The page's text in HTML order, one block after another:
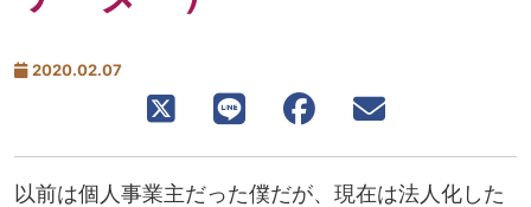
2020.02.07
以前は個人事業主だった僕だが、現在は法人化した